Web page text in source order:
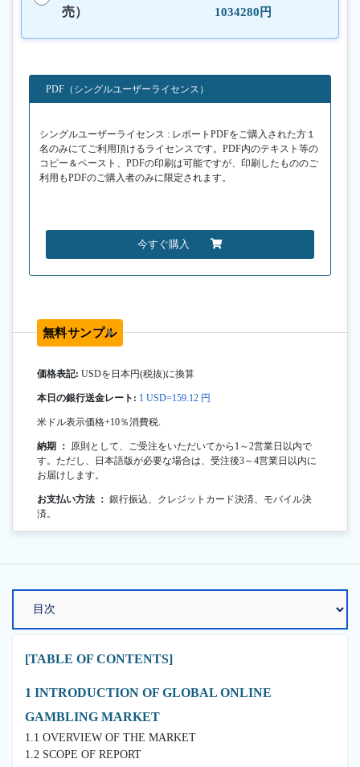
売）
1034280円
PDF（シングルユーザーライセンス）
シングルユーザーライセンス : レポートPDFをご購入された方１
名のみにてご利用頂けるライセンスです。PDF内のテキスト等の
コピー＆ペースト、PDFの印刷は可能ですが、印刷したもののご
利用もPDFのご購入者のみに限定されます。
今すぐ購入
無料サンプル
価格表記: USDを日本円(税抜)に換算
本日の銀行送金レート: 1 USD=159.12 円
米ドル表示価格+10％消費税.
納期 ： 原則として、ご受注をいただいてから1～2営業日以内で
す。ただし、日本語版が必要な場合は、受注後3～4営業日以内に
お届けします。
お支払い方法 ： 銀行振込、クレジットカード決済、モバイル決
済。
[TABLE OF CONTENTS]
1 INTRODUCTION OF GLOBAL ONLINE
GAMBLING MARKET
1.1 OVERVIEW OF THE MARKET
1.2 SCOPE OF REPORT